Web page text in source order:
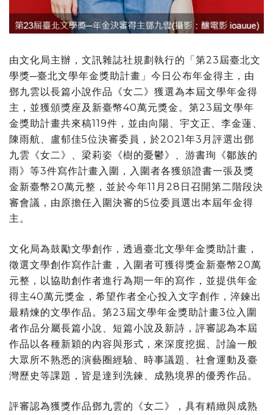
由文化局主辦，文訊雜誌社規劃執行的「第23屆臺北文
學獎─臺北文學年金獎助計畫」今日公布年金得主，由
鄧九雲以長篇小說作品《女二》獲選為本屆文學年金得
主，並獲頒獎座及新臺幣40萬元獎金。第23屆文學年
金獎助計畫共來稿119件，並由向陽、宇文正、李金蓮、
陳雨航、盧郁佳5位決審委員，於2021年3月評選出鄧
九雲《女二》、梁莉姿《樹的憂鬱》、游書珣《鄒族的
雨》等3件寫作計畫入圍，入圍者各獲頒證書一張及獎
金新臺幣20萬元整，並於今年11月28日召開第二階段決
審會議，由原擔任入圍決審的5位委員選出本屆年金得
主。
文化局為鼓勵文學創作，透過臺北文學年金獎助計畫，
徵選文學創作寫作計畫，入圍者可獲得獎金新臺幣20萬
元整，以協助創作者進行為期一年的寫作，並提供年金
得主40萬元獎金，希望作者全心投入文字創作，淬鍊出
最精煉的文學作品。第23屆文學年金獎助計畫3位入圍
者作品分屬長篇小說、短篇小說及新詩，評審認為本屆
作品以各種新穎的內容與形式，來深度挖掘、討論一般
大眾所不熟悉的演藝圈經驗、時事議題、社會運動及臺
灣歷史等課題，皆是達到洗鍊、成熟境界的優秀作品。
評審認為獲獎作品鄧九雲的《女二》，具有精緻與成熟